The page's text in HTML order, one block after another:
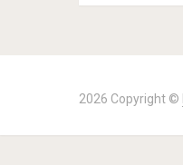
2026 Copyright ©